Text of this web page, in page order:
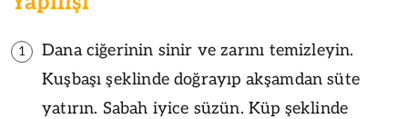
1
Dana ciğerinin sinir ve zarını temizleyin.
Kuşbaşı şeklinde doğrayıp akşamdan süte
yatırın. Sabah iyice süzün. Küp şeklinde